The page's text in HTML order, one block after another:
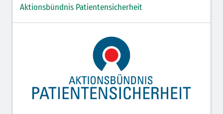
Aktionsbündnis Patientensicherheit